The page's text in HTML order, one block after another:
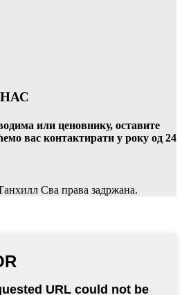
или ценовнику, оставите
вас контактирати у року од 24
Сва права задржана.